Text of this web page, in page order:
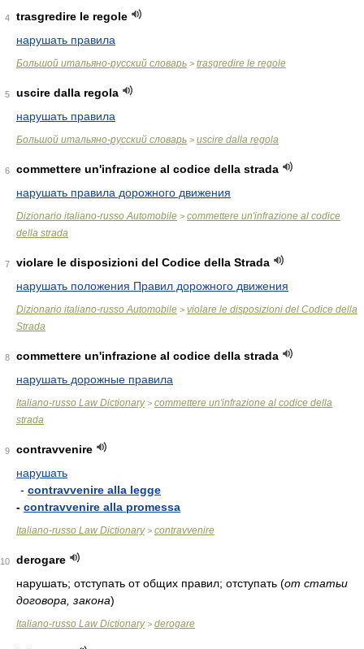
4
trasgredire le regole
нарушать правила
Большой итальяно-русский словарь > trasgredire le regole
5
uscire dalla regola
нарушать правила
Большой итальяно-русский словарь > uscire dalla regola
6
commettere un'infrazione al codice della strada
нарушать правила дорожного движения
Dizionario italiano-russo Automobile > commettere un'infrazione al codice
della strada
7
violare le disposizioni del Codice della Strada
нарушать положения Правил дорожного движения
Dizionario italiano-russo Automobile > violare le disposizioni del Codice della
Strada
8
commettere un'infrazione al codice della strada
нарушать дорожные правила
Italiano-russo Law Dictionary> commettere un'infrazione al codice della
strada
9
contravvenire
нарушать
- contravvenire alla legge
- contravvenire alla promessa
Italiano-russo Law Dictionary> contravvenire
10
derogare
нарушать; отступать от общих правил; отступать (от статьи
договора, закона)
Italiano-russo Law Dictionary> derogare